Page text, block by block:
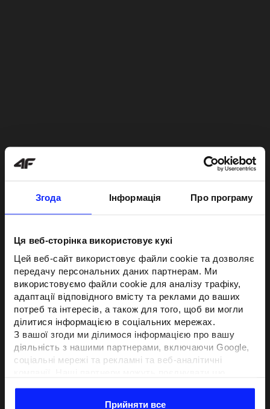
Згода Інформація Про програму
Ця веб-сторінка використовує кукі
Цей веб-сайт використовує файли cookie та дозволяє
передачу персональних даних партнерам. Ми
використовуємо файли cookie для аналізу трафіку,
адаптації відповідного вмісту та реклами до ваших
потреб та інтересів, а також для того, щоб ви могли
ділитися інформацією в соціальних мережах.
З вашої згоди ми ділимося інформацією про вашу
діяльність з нашими партнерами, включаючи Google,
соціальні мережі та рекламні та веб-аналітичні
Прийняти все